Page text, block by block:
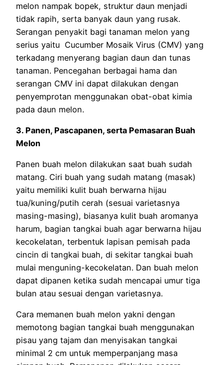
melon nampak bopek, struktur daun menjadi
tidak rapih, serta banyak daun yang rusak.
Serangan penyakit bagi tanaman melon yang
serius yaitu Cucumber Mosaik Virus (CMV) yang
terkadang menyerang bagian daun dan tunas
tanaman. Pencegahan berbagai hama dan
serangan CMV ini dapat dilakukan dengan
penyemprotan menggunakan obat-obat kimia
pada daun melon.
3. Panen, Pascapanen, serta Pemasaran Buah
Melon
Panen buah melon dilakukan saat buah sudah
matang. Ciri buah yang sudah matang (masak)
yaitu memiliki kulit buah berwarna hijau
tua/kuning/putih cerah (sesuai varietasnya
masing-masing), biasanya kulit buah aromanya
harum, bagian tangkai buah agar berwarna hijau
kecokelatan, terbentuk lapisan pemisah pada
cincin di tangkai buah, di sekitar tangkai buah
mulai menguning-kecokelatan. Dan buah melon
dapat dipanen ketika sudah mencapai umur tiga
bulan atau sesuai dengan varietasnya.
Cara memanen buah melon yakni dengan
memotong bagian tangkai buah menggunakan
pisau yang tajam dan menyisakan tangkai
minimal 2 cm untuk memperpanjang masa